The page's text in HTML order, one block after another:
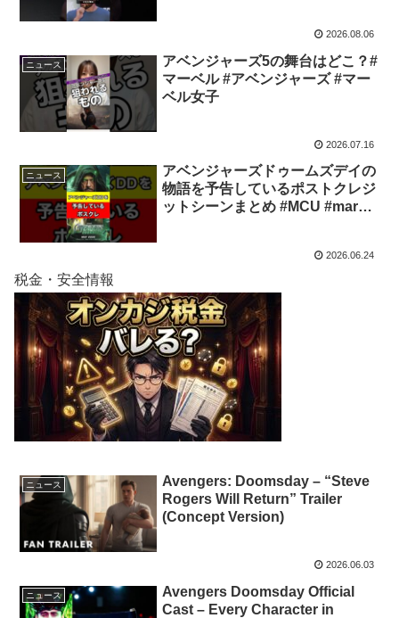
2026.08.06
ニュース
アベンジャーズ5の舞台はどこ？#
マーベル #アベンジャーズ #マー
ベル女子
2026.07.16
ニュース
アベンジャーズドゥームズデイの
物語を予告しているポストクレジ
ットシーンまとめ #MCU #marvel
2026.06.24
税金・安全情報
ニュース
Avengers: Doomsday – “Steve
Rogers Will Return” Trailer
(Concept Version)
2026.06.03
ニュース
Avengers Doomsday Official
Cast – Every Character in